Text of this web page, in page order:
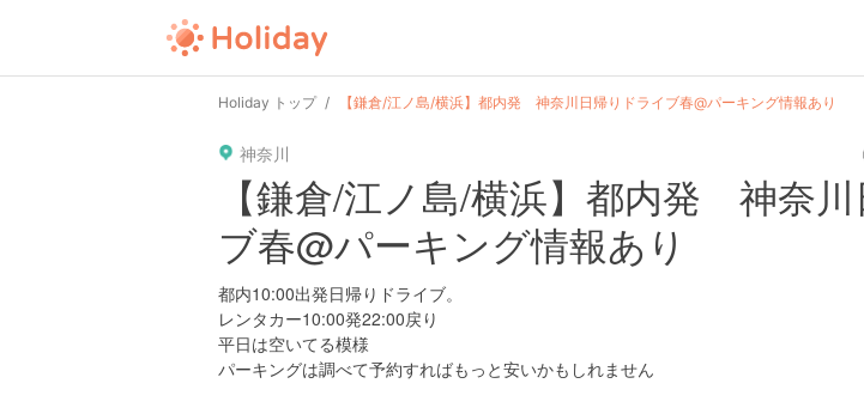
Holiday トップ 【鎌倉/江ノ島/横浜】都内発 神奈川日帰りドライブ春@パーキング情報あり
神奈川
user
kanagawa osaka
pin tel time url guide hot type star camera home settings profile print rank mail lock calendar
【鎌倉/江ノ島/横浜】都内発 神奈
ブ春@パーキング情報あり
都内10:00出発日帰りドライブ。
レンタカー10:00発22:00戻り
平日は空いてる模様
パーキングは調べて予約すればもっと安いかもしれません